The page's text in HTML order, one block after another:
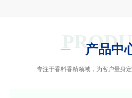
产品中
专注于香料香精领域，为客户量身